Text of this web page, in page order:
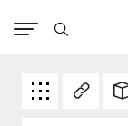
版權宣告